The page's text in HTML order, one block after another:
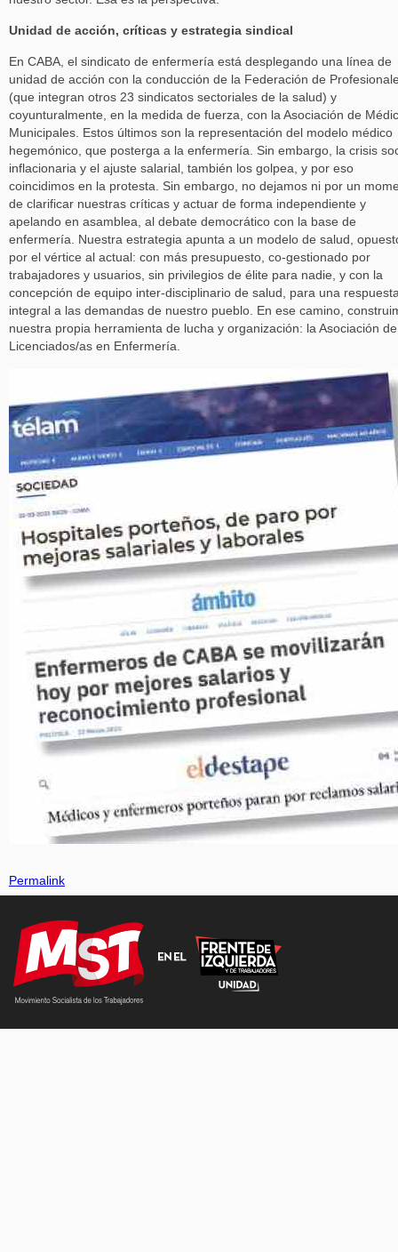
Unidad de acción, críticas y estrategia sindical
En CABA, el sindicato de enfermería está desplegando una línea de
unidad de acción con la conducción de la Federación de
(que integran otros 23 sindicatos sectoriales de la salud) y
coyunturalmente, en la medida de fuerza, con la Asociación de
Municipales. Estos últimos son la representación del modelo médico
hegemónico, que posterga a la enfermería. Sin embargo, la crisis
inflacionaria y el ajuste salarial, también los golpea, y por eso
coincidimos en la protesta. Sin embargo, no dejamos ni por un
de clarificar nuestras críticas y actuar de forma independiente y
apelando en asamblea, al debate democrático con la base de
enfermería. Nuestra estrategia apunta a un modelo de salud,
por el vértice al actual: con más presupuesto, co-gestionado por
trabajadores y usuarios, sin privilegios de élite para nadie, y con la
concepción de equipo inter-disciplinario de salud, para una
integral a las demandas de nuestro pueblo. En ese camino,
nuestra propia herramienta de lucha y organización: la Asociación de
Licenciados/as en Enfermería.
Permalink